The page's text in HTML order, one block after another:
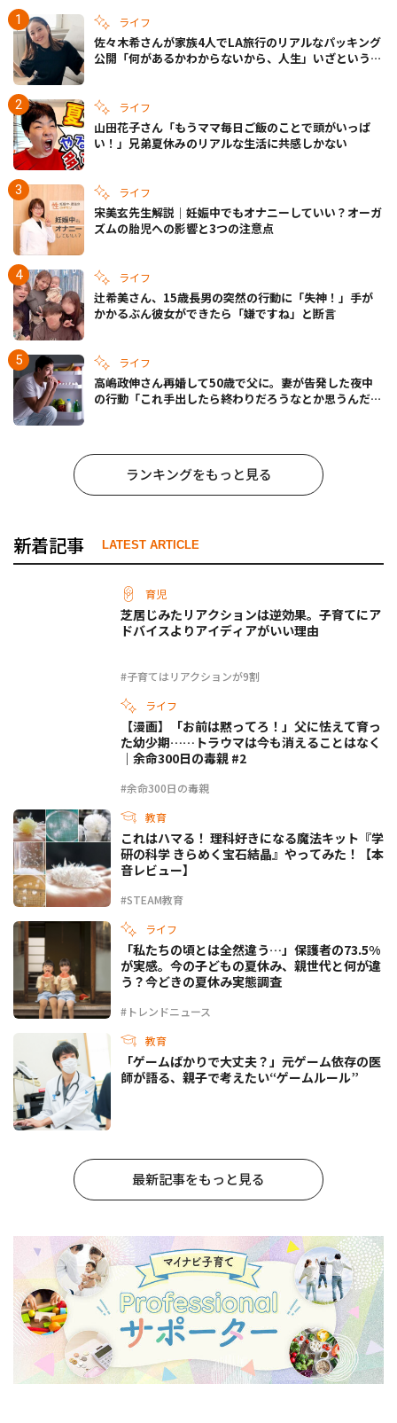
ライフ
佐々木希さんが家族4人でLA旅行のリアルなパッキング
公開「何があるかわからないから、人生」いざというと
ライフ
山田花子さん「もうママ毎日ご飯のことで頭がいっぱ
い！」兄弟夏休みのリアルな生活に共感しかない
ライフ
宋美玄先生解説｜妊娠中でもオナニーしていい？オーガ
ズムの胎児への影響と3つの注意点
ライフ
辻希美さん、15歳長男の突然の行動に「失神！」手が
かかるぶん彼女ができたら「嫌ですね」と断言
ライフ
高嶋政伸さん再婚して50歳で父に。妻が告発した夜中
の行動「これ手出したら終わりだろうなとか思うんだけ
ランキングをもっと見る
新着記事 LATEST ARTICLE
育児
#子育てはリアクションが9割
芝居じみたリアクションは逆効果。子育てにア
ドバイスよりアイディアがいい理由
ライフ
#余命300日の毒親
【漫画】「お前は黙ってろ！」父に怯えて育っ
た幼少期……トラウマは今も消えることはなく
｜余命300日の毒親 #2
教育
#STEAM教育
これはハマる！ 理科好きになる魔法キット『学
研の科学 きらめく宝石結晶』やってみた！【本
音レビュー】
ライフ
#トレンドニュース
「私たちの頃とは全然違う…」保護者の73.5%
が実感。今の子どもの夏休み、親世代と何が違
う？今どきの夏休み実態調査
教育
「ゲームばかりで大丈夫？」元ゲーム依存の医
師が語る、親子で考えたい“ゲームルール”
最新記事をもっと見る